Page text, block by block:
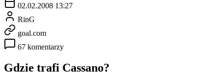
02.02.2008 13:27
RinG
goal.com
67 komentarzy
Gdzie trafi Cassano?